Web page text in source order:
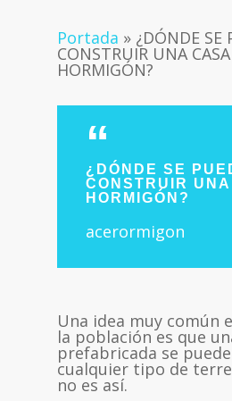
Portada » ¿DÓNDE SE
CONSTRUIR UNA
HORMIGÓN?
¿DÓNDE SE
CONSTRUIR
HORMIGÓN?
acerormigon
Una idea muy común
la población es que
prefabricada se
cualquier tipo de
no es así.